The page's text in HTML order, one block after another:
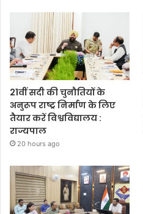
21वीं सदी की चुनौतियों के
अनुरूप राष्ट्र निर्माण के लिए
तैयार करें विश्वविद्यालय :
राज्यपाल
20 hours ago